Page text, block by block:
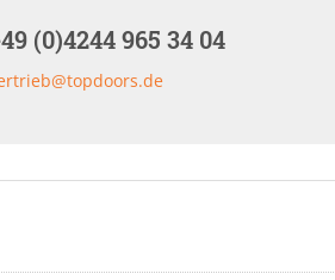
(0)4244 965 34 04